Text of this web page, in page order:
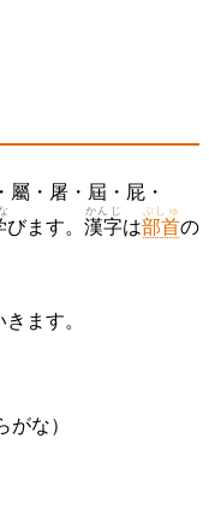
屬・屠・屆・屁・
びます。 漢字
かんじ
は部首
ぶしゅ
の
きます。
がな）